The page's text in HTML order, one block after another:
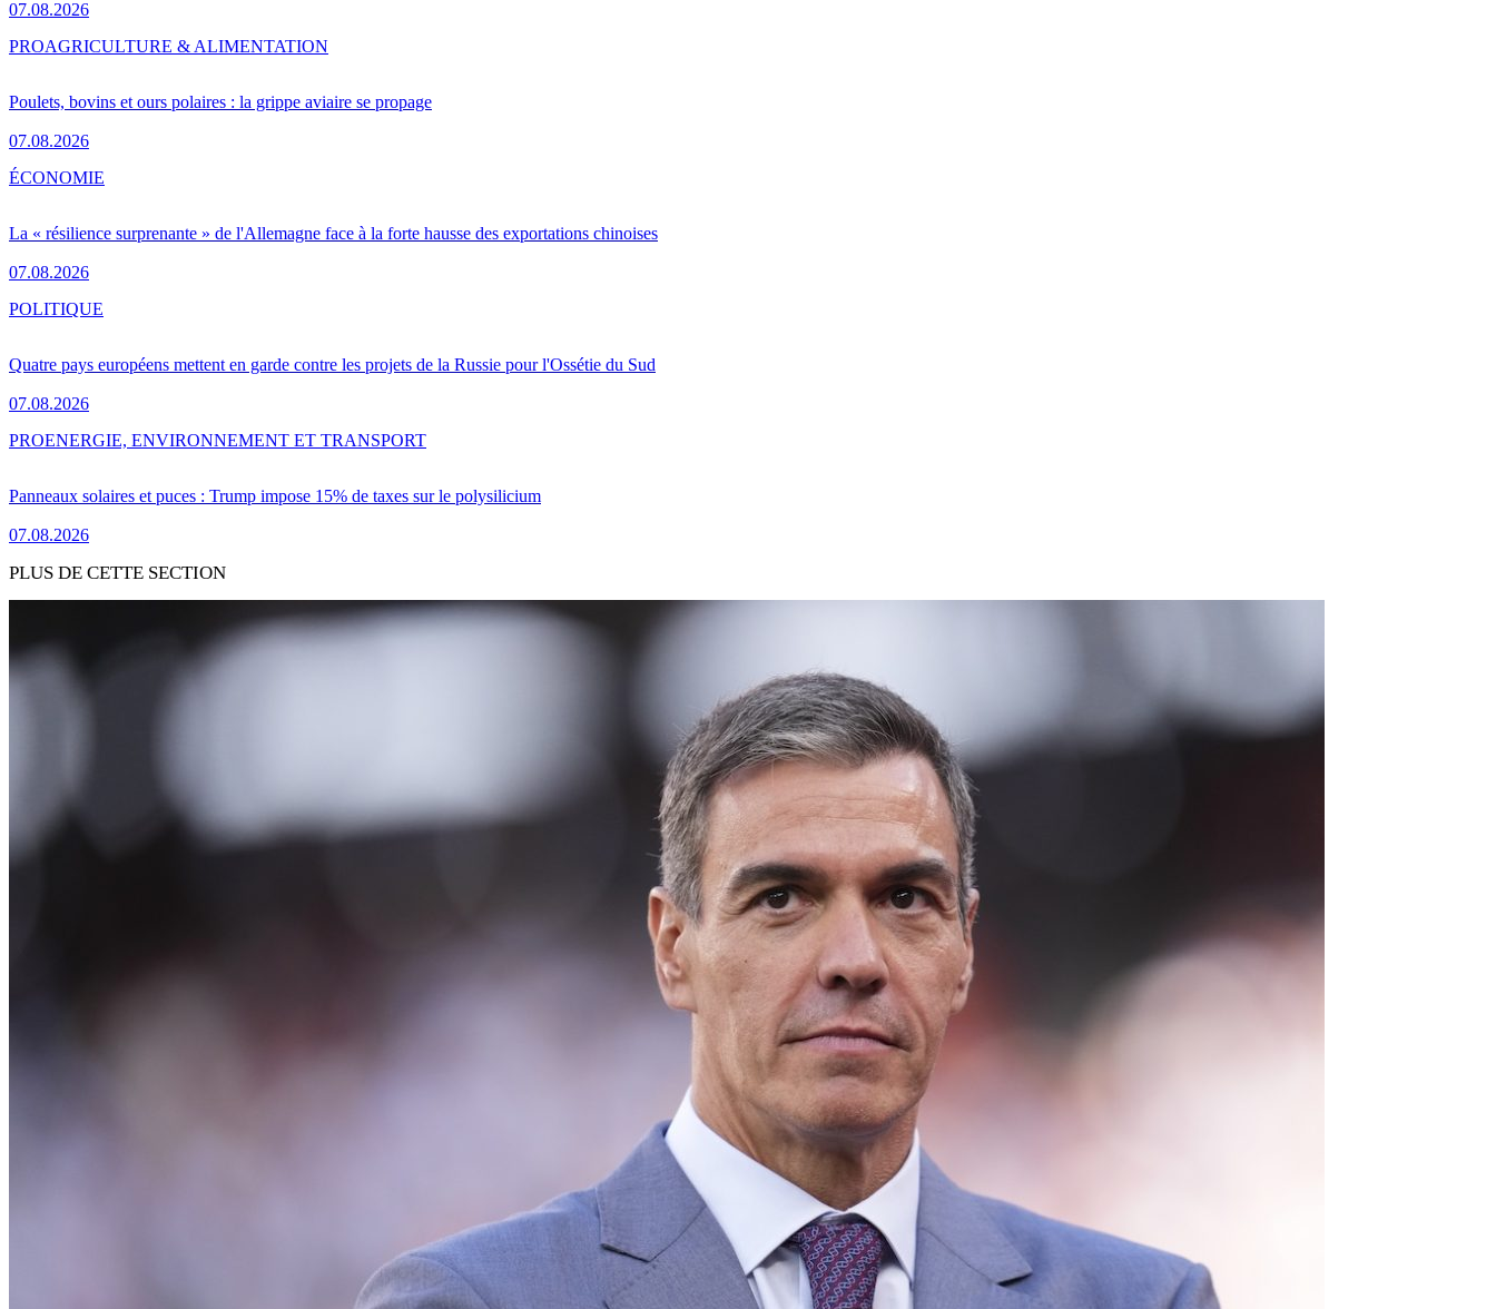
07.08.2026
Poulets, bovins et ours polaires : la grippe aviaire se propage
07.08.2026
PROAGRICULTURE & ALIMENTATION
La « résilience surprenante » de l'Allemagne face à la forte hausse des exportations chinoises
07.08.2026
ÉCONOMIE
Quatre pays européens mettent en garde contre les projets de la Russie pour l'Ossétie du Sud
07.08.2026
POLITIQUE
Panneaux solaires et puces : Trump impose 15% de taxes sur le polysilicium
07.08.2026
PROENERGIE, ENVIRONNEMENT ET TRANSPORT
PLUS DE CETTE SECTION